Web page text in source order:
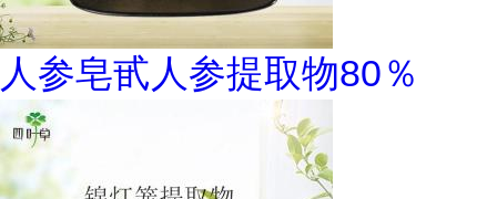
人参皂甙人参提取物80％